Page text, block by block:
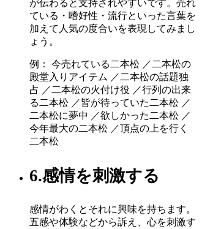
が伝わると支持されやすいです。売れ
ている・嗜好性・流行といった言葉を
加えて人気の度合いを表現してみまし
ょう。
例： 今売れている二本松 ／二本松の
殿堂入りアイテム ／二本松の話題独
占 ／二本松の火付け役 ／行列の出来
る二本松 ／皆が待っていた二本松 ／
二本松に夢中 ／欲しかった二本松 ／
今年最大の二本松 ／頂点の上を行く
二本松
6.感情を刺激する
感情がわくとそれに興味を持ちます。
五感や体験などから訴え、心を刺激す